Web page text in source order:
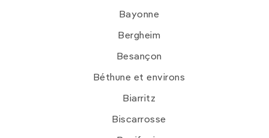
Bayonne
Bergheim
Besançon
Béthune et environs
Biarritz
Biscarrosse